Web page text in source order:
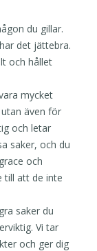
du gillar.
det jättebra.
och hållet
mycket
även för
och letar
saker, och du
och
till att de inte
saker du
Vi tar
och ger dig